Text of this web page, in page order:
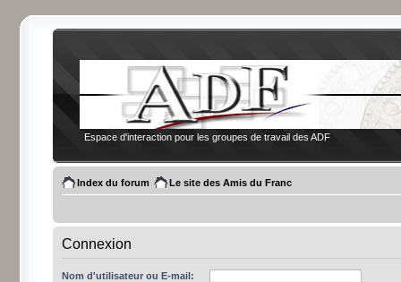
Espace d'interaction pour les groupes de travail des ADF
Index du forum Le site des Amis du Franc
Connexion
Nom d'utilisateur ou E-mail: